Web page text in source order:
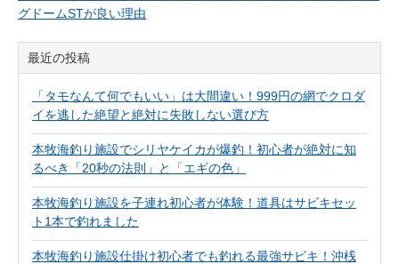
グドームSTが良い理由
最近の投稿
「タモなんて何でもいい」は大間違い！999円の網でクロダ
イを逃した絶望と絶対に失敗しない選び方
本牧海釣り施設でシリヤケイカが爆釣！初心者が絶対に知
るべき「20秒の法則」と「エギの色」
本牧海釣り施設を子連れ初心者が体験！道具はサビキセッ
ト1本で釣れました
本牧海釣り施設仕掛け初心者でも釣れる最強サビキ！沖桟